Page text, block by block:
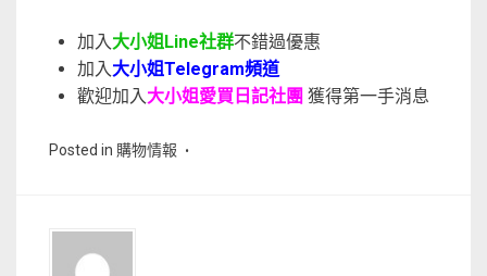
加入大小姐Line社群不錯過優惠
加入大小姐Telegram頻道
歡迎加入大小姐愛買日記社團 獲得第一手消息
Posted in 購物情報